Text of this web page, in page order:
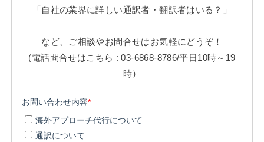
「自社の業界に詳しい通訳者・翻訳者はいる？」
など、ご相談やお問合せはお気軽にどうぞ！
(電話問合せはこちら : 03-6868-8786/平日10時～19
時）